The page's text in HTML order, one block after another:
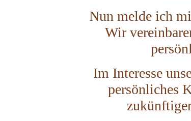
Nun melde ich
Wir
Im Interesse
persönliches